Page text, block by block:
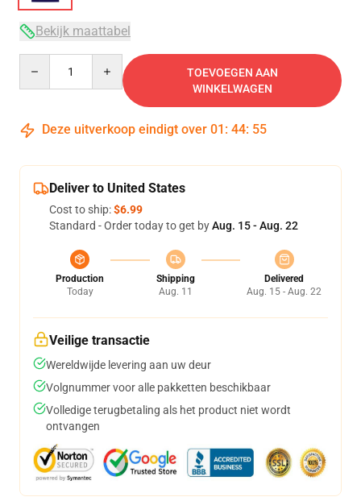
Bekijk maattabel
TOEVOEGEN AAN
WINKELWAGEN
Deze uitverkoop eindigt over 01 : 44: 54
Deliver to United States
Cost to ship:$6.99
Standard - Order today to get byAug. 15 - Aug. 22
Production
Today
Shipping
Aug. 11
Delivered
Aug. 15 - Aug. 22
Veilige transactie
Wereldwijde levering aan uw deur
Volgnummer voor alle pakketten beschikbaar
Volledige terugbetaling als het product niet wordt
ontvangen